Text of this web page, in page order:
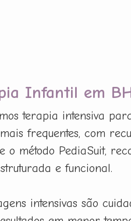
Infantil em
terapia intensiva
frequentes, com
o método PediaSuit,
e funcional.
intensivas são